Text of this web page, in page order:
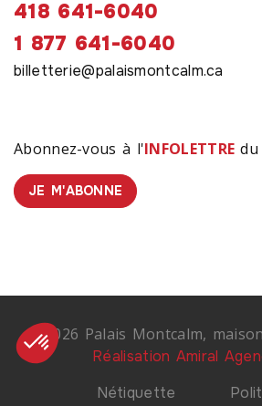
Abonnez-vous à l'INFOLETTRE du
JE M'ABONNE
418 641-6040
1 877 641-6040
billetterie@palaismontcalm.ca
© 2026 Palais Montcalm,
Réalisation Amiral
Nétiquette